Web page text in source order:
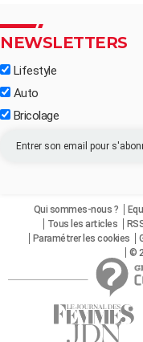
NEWSLETTERS
Lifestyle
Auto
Bricolage
Qui sommes-nous ?
Tous les articles
Paramétrer les cookies
©